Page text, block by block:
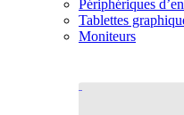
Périphériques
Tablettes
Moniteurs